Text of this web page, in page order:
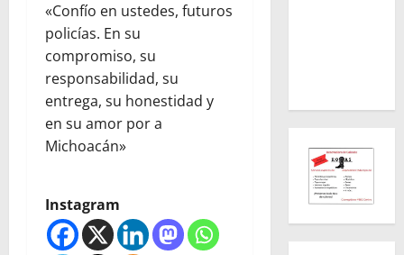
«Confío en ustedes, futuros
policías. En su
compromiso, su
responsabilidad, su
entrega, su honestidad y
en su amor por a
Michoacán»
Instagram